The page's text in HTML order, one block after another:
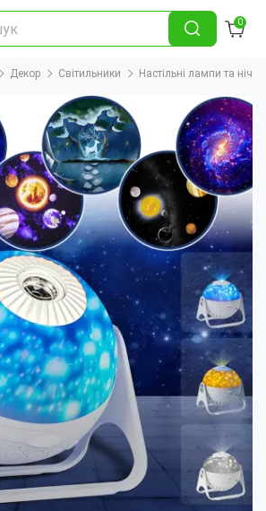
0
Декор Світильники Настільні лампи та